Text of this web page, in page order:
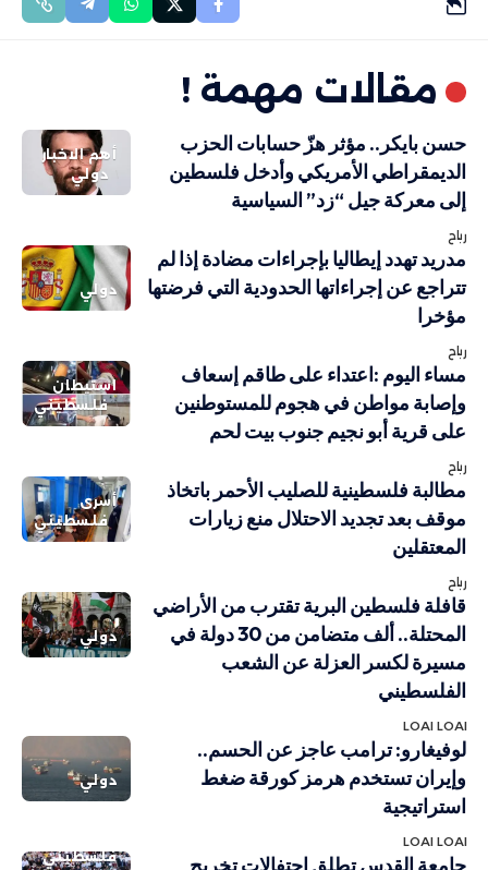
مقالات مهمة !
أهم الاخبار
دولي
حسن بايكر.. مؤثر هزّ حسابات الحزب
الديمقراطي الأمريكي وأدخل فلسطين
إلى معركة جيل “زد” السياسية
رباح
دولي
مدريد تهدد إيطاليا بإجراءات مضادة إذا لم
تتراجع عن إجراءاتها الحدودية التي فرضتها
مؤخرا
رباح
استيطان
فلسطيني
مساء اليوم :اعتداء على طاقم إسعاف
وإصابة مواطن في هجوم للمستوطنين
على قرية أبو نجيم جنوب بيت لحم
رباح
أسرى
فلسطيني
مطالبة فلسطينية للصليب الأحمر باتخاذ
موقف بعد تجديد الاحتلال منع زيارات
المعتقلين
رباح
دولي
قافلة فلسطين البرية تقترب من الأراضي
المحتلة.. ألف متضامن من 30 دولة في
مسيرة لكسر العزلة عن الشعب
الفلسطيني
LOAI LOAI
دولي
لوفيغارو: ترامب عاجز عن الحسم..
وإيران تستخدم هرمز كورقة ضغط
استراتيجية
LOAI LOAI
فلسطيني